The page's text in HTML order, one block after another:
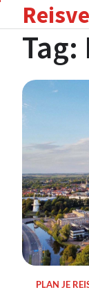
contentTag:
PLAN JE